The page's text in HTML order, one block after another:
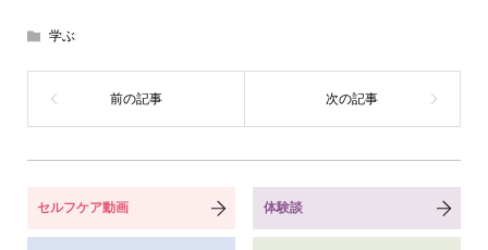
学ぶ
セルフケア動画 体験談